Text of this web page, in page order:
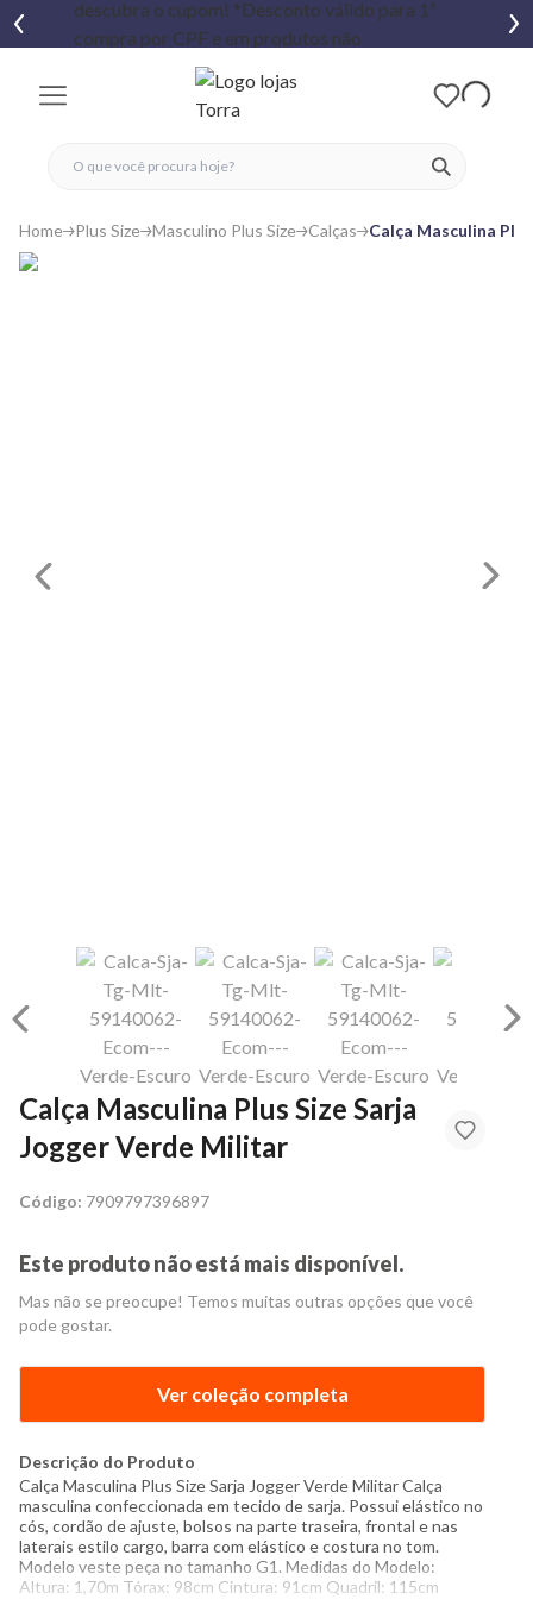
ver
fechar menu
fechar menu
favoritos
Home Plus Size Masculino Plus Size Calças Calça Masculina
Calça Masculina Plus Size Sarja
Jogger Verde Militar
Código: 7909797396897
Este produto não está mais disponível.
Mas não se preocupe! Temos muitas outras opções que você
pode gostar.
Ver coleção completa
Descrição do Produto
Calça Masculina Plus Size Sarja Jogger Verde Militar Calça
masculina confeccionada em tecido de sarja. Possui elástico no
cós, cordão de ajuste, bolsos na parte traseira, frontal e nas
laterais estilo cargo, barra com elástico e costura no tom.
Modelo veste peça no tamanho G1. Medidas do Modelo:
Altura: 1,70m Tórax: 98cm Cintura: 91cm Quadril: 115cm